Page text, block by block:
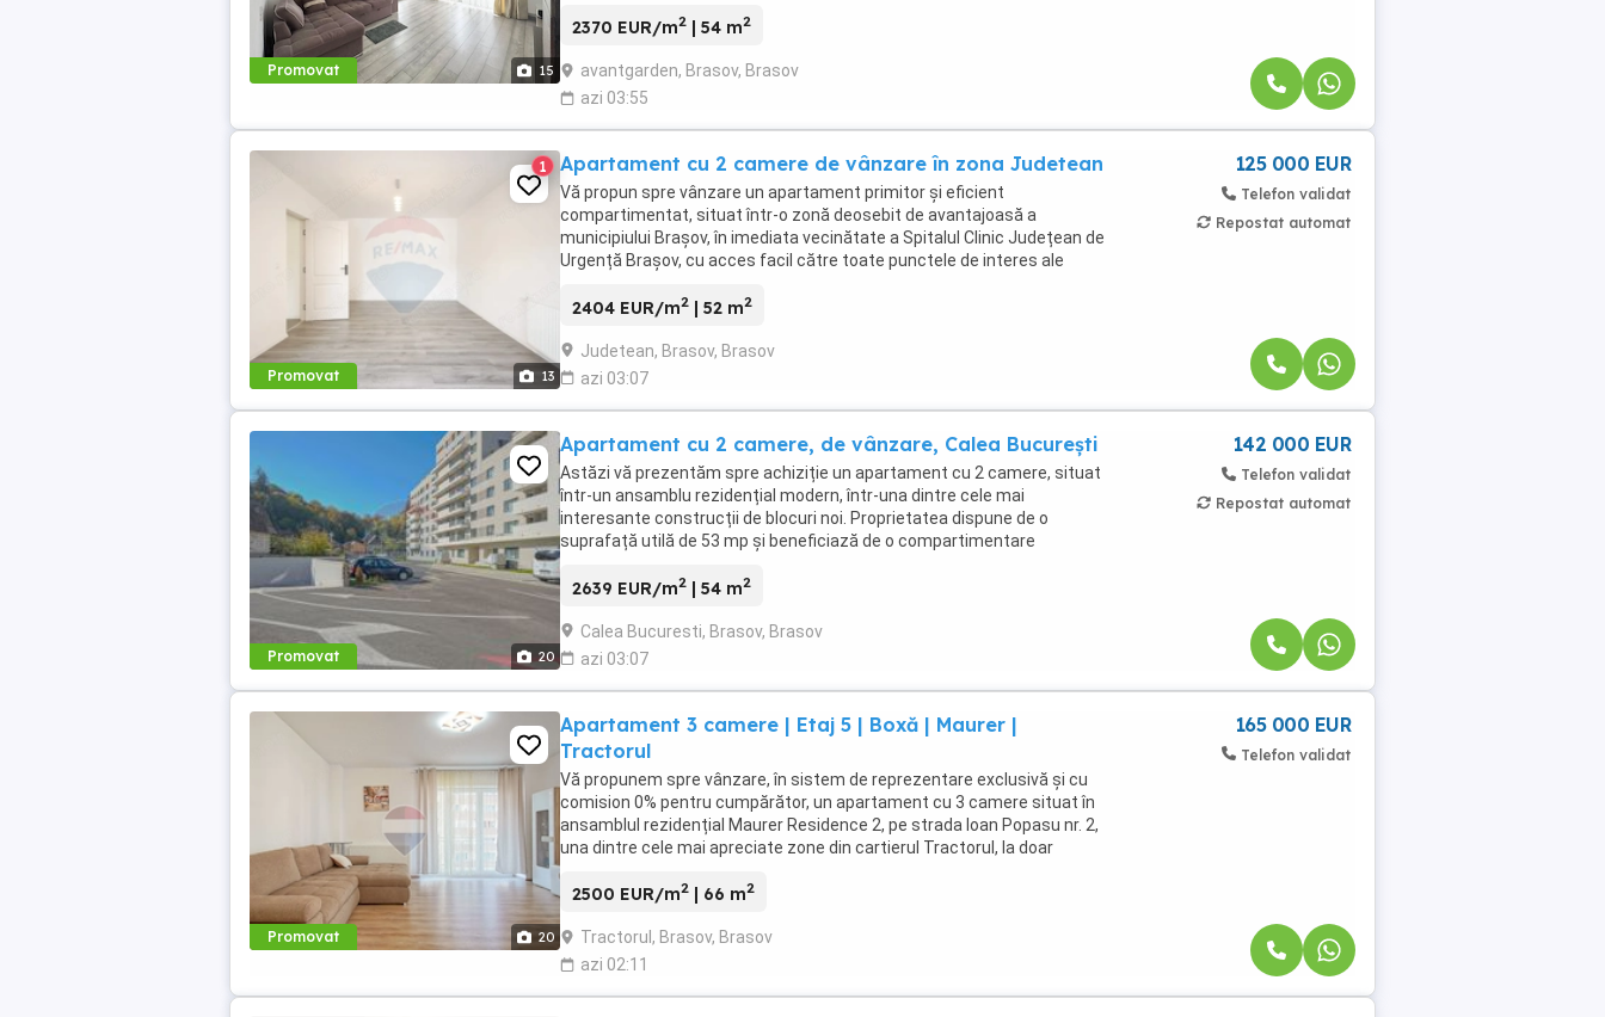
Promovat 15
2370 EUR/m2 | 54 m2
avantgarden, Brasov, Brasov
azi 03:55
Promovat 13
1 Apartament cu 2 camere de vânzare în zona Judetean
Vă propun spre vânzare un apartament primitor și eficient
compartimentat, situat într-o zonă deosebit de avantajoasă a
municipiului Brașov, în imediata vecinătate a Spitalul Clinic Județean de
Urgență Brașov, cu acces facil către toate punctele de interes ale
2404 EUR/m2 | 52 m2
Judetean, Brasov, Brasov
azi 03:07
125 000 EUR
Telefon validat
Repostat automat
Promovat 20
Apartament cu 2 camere, de vânzare, Calea București
Astăzi vă prezentăm spre achiziție un apartament cu 2 camere, situat
într-un ansamblu rezidențial modern, într-una dintre cele mai
interesante construcții de blocuri noi. Proprietatea dispune de o
suprafață utilă de 53 mp și beneficiază de o compartimentare
2639 EUR/m2 | 54 m2
Calea Bucuresti, Brasov, Brasov
azi 03:07
142 000 EUR
Telefon validat
Repostat automat
Promovat 20
Apartament 3 camere | Etaj 5 | Boxă | Maurer |
Tractorul
Vă propunem spre vânzare, în sistem de reprezentare exclusivă și cu
comision 0% pentru cumpărător, un apartament cu 3 camere situat în
ansamblul rezidențial Maurer Residence 2, pe strada Ioan Popasu nr. 2,
una dintre cele mai apreciate zone din cartierul Tractorul, la doar
2500 EUR/m2 | 66 m2
Tractorul, Brasov, Brasov
azi 02:11
165 000 EUR
Telefon validat